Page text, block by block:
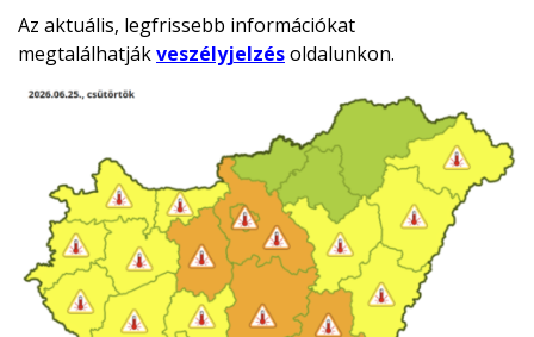
Az aktuális, legfrissebb információkat
megtalálhatjákveszélyjelzésoldalunkon.